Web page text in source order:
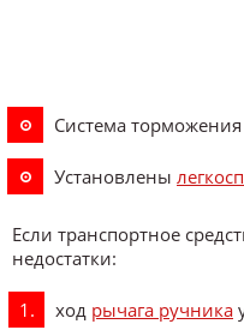
Система
Установлены
Если транспортное
недостатки:
ход рычага ручника